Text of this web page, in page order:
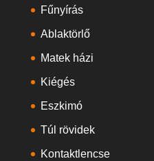
Fűnyírás
Ablaktörlő
Matek házi
Kiégés
Eszkimó
Túl rövidek
Kontaktlencse